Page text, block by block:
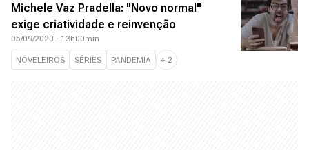
Michele Vaz Pradella: "Novo normal"
exige criatividade e reinvenção
05/09/2020 - 13h00min
NOVELEIROS SÉRIES PANDEMIA + 2